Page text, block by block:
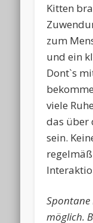
Kitten
zum
und ein
Dont`s
viele
das über
sein.
Spontane
möglich.